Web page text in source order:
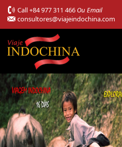
Call+84 977 311 466 Ou Email
consultores@viajeindochina.com